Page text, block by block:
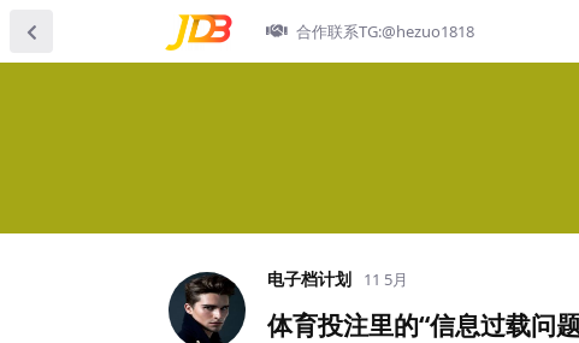
合作联系TG:@hezuo1818
电子档计划 11 5月
体育投注里的“信息过载问